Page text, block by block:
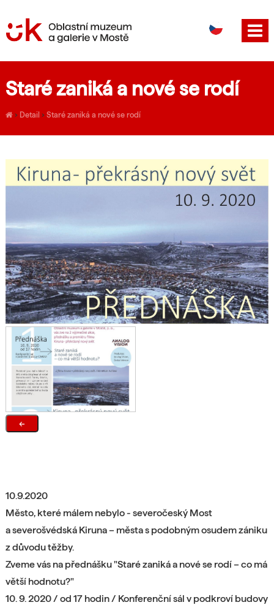
EN
Staré zaniká a nové se rodí
› Detail › Staré zaniká a nové se rodí
←
10.9.2020
Město, které málem nebylo - severočeský Most
a severošvédská Kiruna – města s podobným osudem zániku
z důvodu těžby.
Zveme vás na přednášku "Staré zaniká a nové se rodí – co má
větší hodnotu?"
10. 9. 2020 / od 17 hodin / Konferenční sál v podkroví budovy